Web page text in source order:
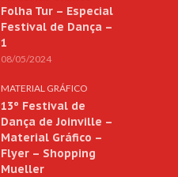
Folha Tur – Especial
Festival de Dança –
1
08/05/2024
MATERIAL GRÁFICO
13º Festival de
Dança de Joinville –
Material Gráfico –
Flyer – Shopping
Mueller